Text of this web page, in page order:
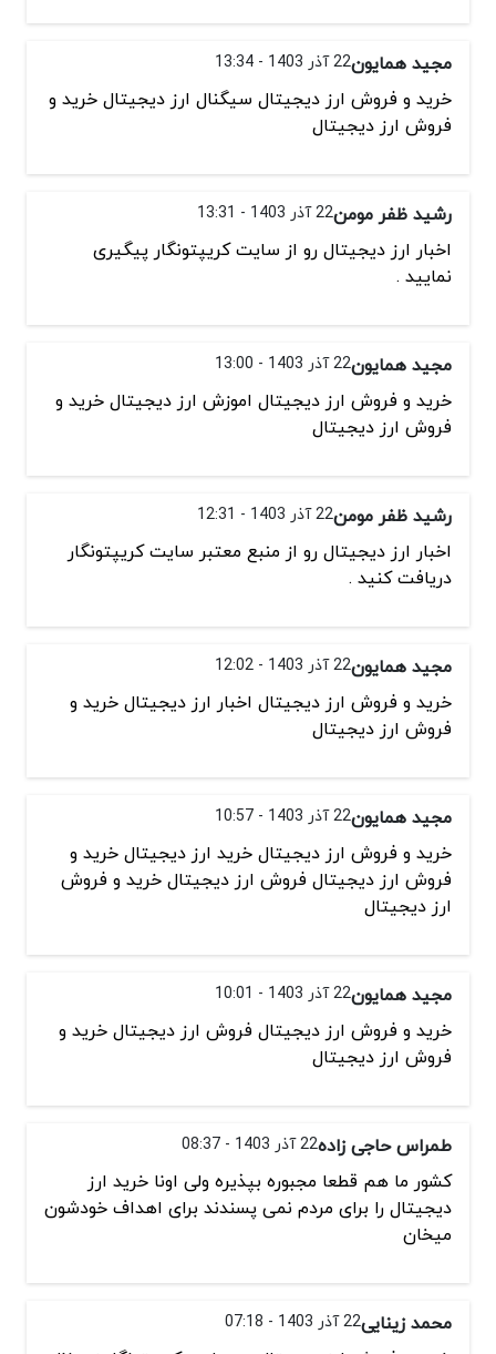
مجید همایون22 آذر 1403 - 13:34
خرید و فروش ارز دیجیتال سیگنال ارز دیجیتال خرید و
فروش ارز دیجیتال
رشید ظفر مومن22 آذر 1403 - 13:31
اخبار ارز دیجیتال رو از سایت کریپتونگار پیگیری
نمایید .
مجید همایون22 آذر 1403 - 13:00
خرید و فروش ارز دیجیتال اموزش ارز دیجیتال خرید و
فروش ارز دیجیتال
رشید ظفر مومن22 آذر 1403 - 12:31
اخبار ارز دیجیتال رو از منبع معتبر سایت کریپتونگار
دریافت کنید .
مجید همایون22 آذر 1403 - 12:02
خرید و فروش ارز دیجیتال اخبار ارز دیجیتال خرید و
فروش ارز دیجیتال
مجید همایون22 آذر 1403 - 10:57
خرید و فروش ارز دیجیتال خرید ارز دیجیتال خرید و
فروش ارز دیجیتال فروش ارز دیجیتال خرید و فروش
ارز دیجیتال
مجید همایون22 آذر 1403 - 10:01
خرید و فروش ارز دیجیتال فروش ارز دیجیتال خرید و
فروش ارز دیجیتال
طمراس حاجی زاده22 آذر 1403 - 08:37
کشور ما هم قطعا مجبوره بپذیره ولی اونا خرید ارز
دیجیتال را برای مردم نمی پسندند برای اهداف خودشون
میخان
محمد زینایی22 آذر 1403 - 07:18